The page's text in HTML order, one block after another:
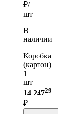
₽/
шт
В
наличии
Коробка
(картон)
1
шт —
14 24729
₽